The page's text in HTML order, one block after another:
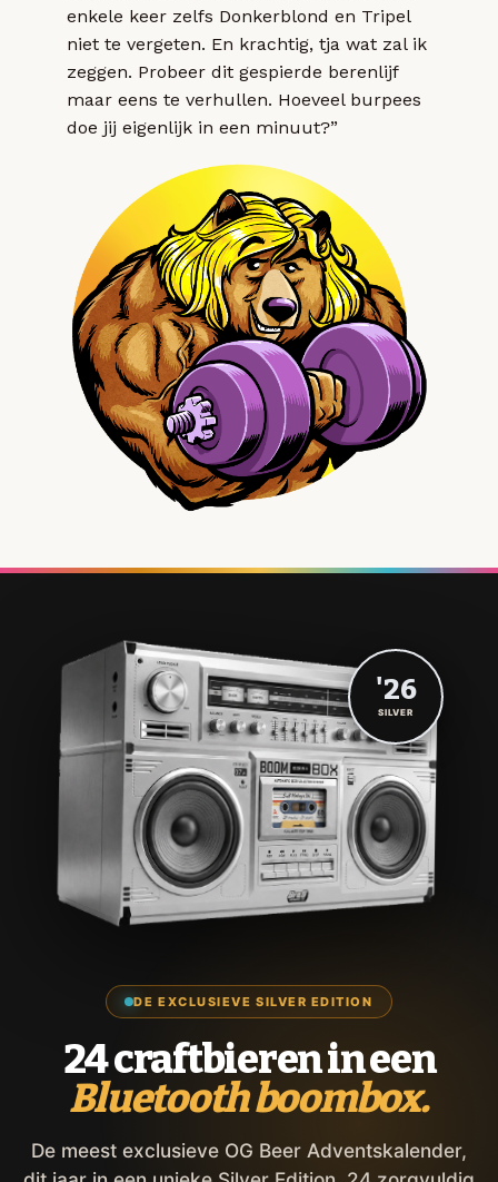
enkele keer zelfs Donkerblond en Tripel
niet te vergeten. En krachtig, tja wat zal ik
zeggen. Probeer dit gespierde berenlijf
maar eens te verhullen. Hoeveel burpees
doe jij eigenlijk in een minuut?”
DE EXCLUSIEVE SILVER EDITION
24 craftbieren in een
Bluetooth boombox.
De meest exclusieve OG Beer Adventskalender,
'26
SILVER